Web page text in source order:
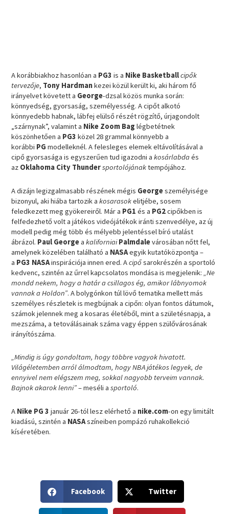
A korábbiakhoz hasonlóan a PG3 is a Nike Basketballcipők
tervezője, Tony Hardmankezei közül került ki, aki három fő
irányelvet követett a George-dzsal közös munka során:
könnyedség, gyorsaság, személyesség. A cipőt alkotó
könnyedebb habnak, lábfej elülső részét rögzítő, úrjagondolt
„szárnynak”, valamint a Nike Zoom Bag légbetétnek
köszönhetően a PG3 közel 28 grammal könnyebb a
korábbi PG modelleknél. A felesleges elemek eltávolításával a
cipő gyorsasága is egyszerűen tud igazodni akosárlabdaés
az Oklahoma City Thundersportolójánaktempójához.
A dizájn legizgalmasabb részének mégis Georgeszemélyisége
bizonyul, aki hiába tartozik akosarasokelitjébe, sosem
feledkezett meg gyökereiről. Már a PG1 és a PG2cipőkben is
felfedezhető volt a játékos videójátékok iránti szenvedélye, az új
modell pedig még több és mélyebb jelentéssel bíró utalást
ábrázol. Paul Georgeakaliforniai Palmdalevárosában nőtt fel,
amelynek közelében található a NASAegyik kutatóközpontja –
a PG3 NASAinspirációja innen ered. Acipősarokrészén a sportoló
kedvenc, szintén az űrrel kapcsolatos mondása is megjelenik: „Ne
mondd nekem, hogy a határ a csillagos ég, amikor lábnyomok
vannak a Holdon”. A bolygónkon túl lövő tematika mellett más
személyes részletek is megbújnak a cipőn: olyan fontos dátumok,
számok jelennek meg a kosaras életéből, mint a születésnapja, a
mezszáma, a tetoválásainak száma vagy éppen szülővárosának
irányítószáma.
„Mindig is úgy gondoltam, hogy többre vagyok hivatott.
Világéletemben arról álmodtam, hogy NBA játékos legyek, de
ennyivel nem elégszem meg, sokkal nagyobb terveim vannak.
Bajnok akarok lenni”– meséli asportoló.
A Nike PG 3 január 26-tól lesz elérhető a nike.com-on egy limitált
kiadású, szintén a NASAszíneiben pompázó ruhakollekció
kíséretében.
h
Facebook
h
Twitter